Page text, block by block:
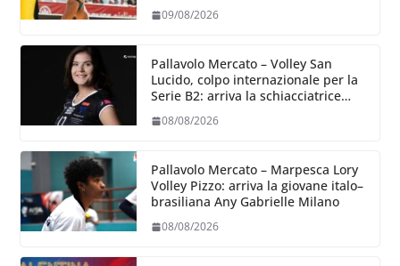
09/08/2026
Pallavolo Mercato – Volley San
Lucido, colpo internazionale per la
Serie B2: arriva la schiacciatrice
08/08/2026
Pallavolo Mercato – Marpesca Lory
Volley Pizzo: arriva la giovane italo–
brasiliana Any Gabrielle Milano
08/08/2026